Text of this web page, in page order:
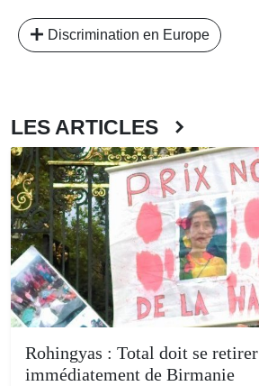
Discrimination en Europe
LES ARTICLES
Rohingyas : Total doit se retirer
immédiatement de Birmanie